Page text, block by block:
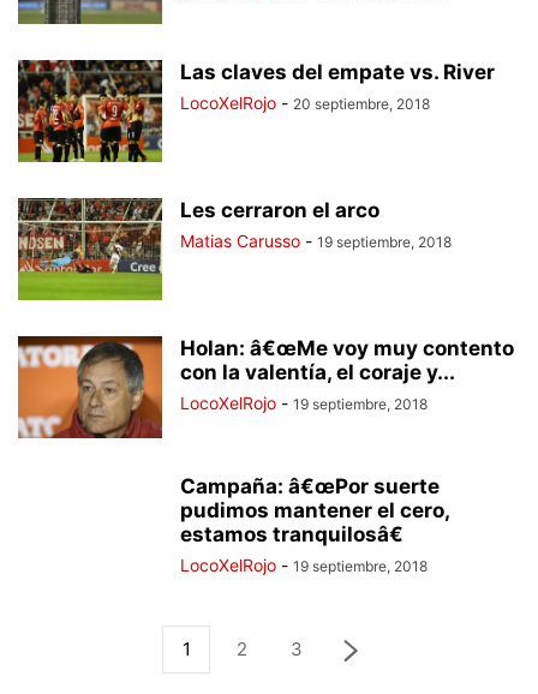
Las claves del empate vs. River
LocoXelRojo - 20 septiembre, 2018
Les cerraron el arco
Matias Carusso - 19 septiembre, 2018
Holan: â€œMe voy muy contento
con la valentía, el coraje y...
LocoXelRojo - 19 septiembre, 2018
Campaña: â€œPor suerte
pudimos mantener el cero,
estamos tranquilosâ€
LocoXelRojo - 19 septiembre, 2018
1 2 3